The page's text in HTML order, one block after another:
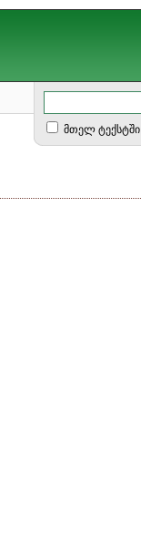
მთელ ტექსტში